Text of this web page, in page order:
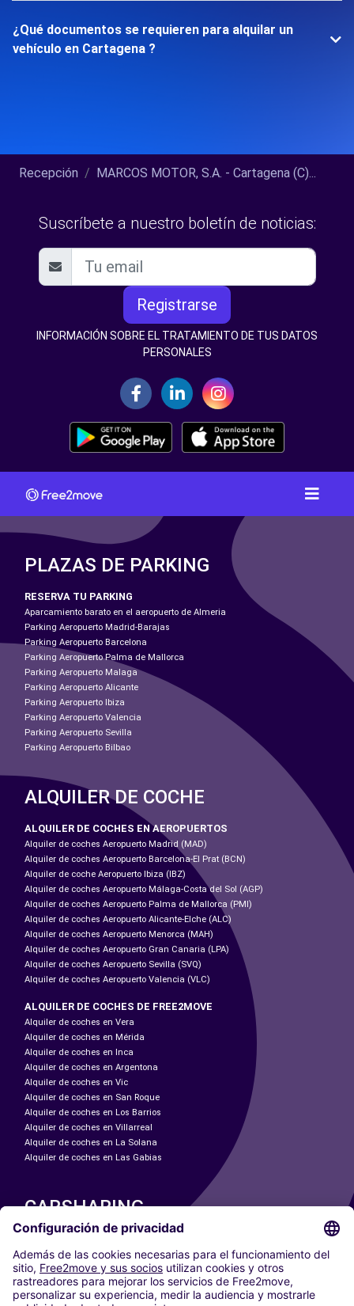
¿Qué documentos se requieren para alquilar un
vehículo en Cartagena ?
Recepción MARCOS MOTOR, S.A. - Cartagena (C)...
Suscríbete a nuestro boletín de noticias:
Registrarse
INFORMACIÓN SOBRE EL TRATAMIENTO DE TUS DATOS
PERSONALES
PLAZAS DE PARKING
RESERVA TU PARKING
Aparcamiento barato en el aeropuerto de Almeria
Parking Aeropuerto Madrid-Barajas
Parking Aeropuerto Barcelona
Parking Aeropuerto Palma de Mallorca
Parking Aeropuerto Malaga
Parking Aeropuerto Alicante
Parking Aeropuerto Ibiza
Parking Aeropuerto Valencia
Parking Aeropuerto Sevilla
Parking Aeropuerto Bilbao
ALQUILER DE COCHE
ALQUILER DE COCHES EN AEROPUERTOS
Alquiler de coches Aeropuerto Madrid (MAD)
Alquiler de coches Aeropuerto Barcelona-El Prat (BCN)
Alquiler de coche Aeropuerto Ibiza (IBZ)
Alquiler de coches Aeropuerto Málaga-Costa del Sol (AGP)
Alquiler de coches Aeropuerto Palma de Mallorca (PMI)
Alquiler de coches Aeropuerto Alicante-Elche (ALC)
Alquiler de coches Aeropuerto Menorca (MAH)
Alquiler de coches Aeropuerto Gran Canaria (LPA)
Alquiler de coches Aeropuerto Sevilla (SVQ)
Alquiler de coches Aeropuerto Valencia (VLC)
ALQUILER DE COCHES DE FREE2MOVE
Alquiler de coches en Vera
Alquiler de coches en Mérida
Alquiler de coches en Inca
Alquiler de coches en Argentona
Alquiler de coches en Vic
Alquiler de coches en San Roque
Alquiler de coches en Los Barrios
Alquiler de coches en Villarreal
Alquiler de coches en La Solana
Alquiler de coches en Las Gabias
CARSHARING
NUESTRAS CIUDADES
Paris
Madrid
Washington DC
Milán